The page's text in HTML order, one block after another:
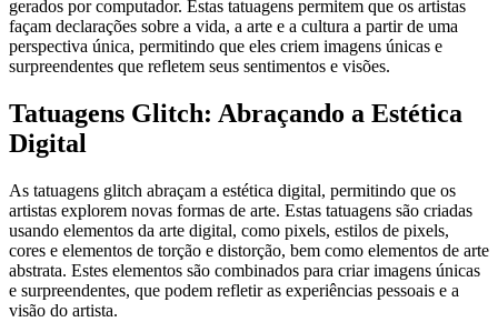
gerados por computador. Estas tatuagens permitem que os artistas
façam declarações sobre a vida, a arte e a cultura a partir de uma
perspectiva única, permitindo que eles criem imagens únicas e
surpreendentes que refletem seus sentimentos e visões.
Tatuagens Glitch: Abraçando a Estética
Digital
As tatuagens glitch abraçam a estética digital, permitindo que os
artistas explorem novas formas de arte. Estas tatuagens são criadas
usando elementos da arte digital, como pixels, estilos de pixels,
cores e elementos de torção e distorção, bem como elementos de arte
abstrata. Estes elementos são combinados para criar imagens únicas
e surpreendentes, que podem refletir as experiências pessoais e a
visão do artista.